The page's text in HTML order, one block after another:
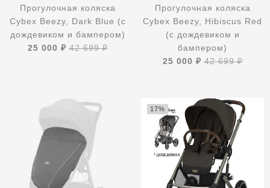
Прогулочная коляска
Cybex Beezy, Dark Blue (с
дождевиком и бампером)
25 000 ₽42 699 ₽
Прогулочная коляска
Cybex Beezy, Hibiscus Red
(с дождевиком и
бампером)
25 000 ₽42 699 ₽
17%